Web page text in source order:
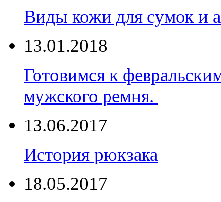
Виды кожи для сумок и
13.01.2018
Готовимся к
мужского ремня.
13.06.2017
История рюкзака
18.05.2017